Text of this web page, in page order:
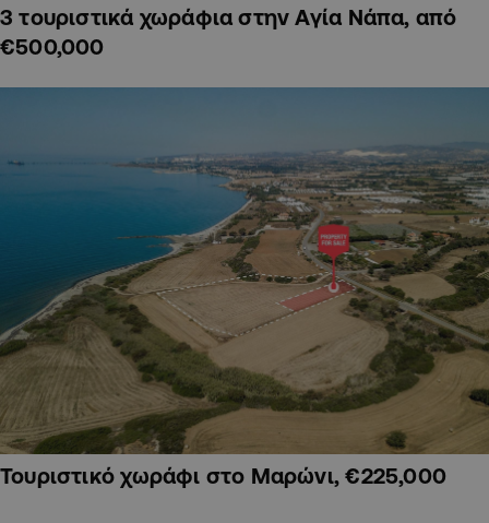
3 τουριστικά χωράφια στην Αγία Νάπα, από
€500,000
Τουριστικό χωράφι στο Μαρώνι, €225,000